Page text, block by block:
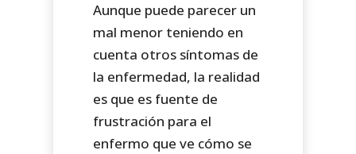
Aunque puede parecer un
mal menor teniendo en
cuenta otros síntomas de
la enfermedad, la realidad
es que es fuente de
frustración para el
enfermo que ve cómo se